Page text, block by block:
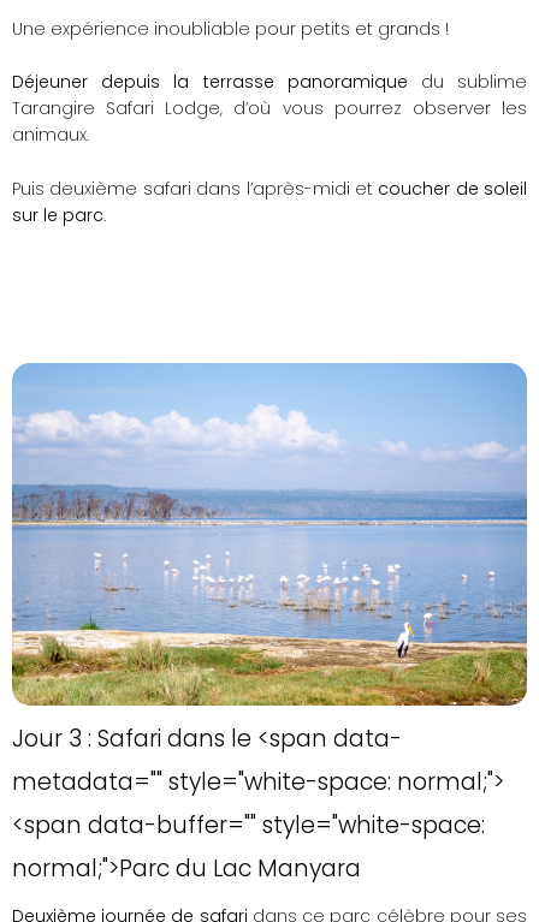
Une expérience inoubliable pour petits et grands !
Déjeuner depuis la terrasse panoramique du sublime
Tarangire Safari Lodge, d’où vous pourrez observer les
animaux.
Puis deuxième safari dans l’après-midi et coucher de soleil
sur le parc.
Jour 3 : Safari dans le <span data-
metadata="" style="white-space: normal;">
<span data-buffer="" style="white-space:
normal;">Parc du Lac Manyara
Deuxième journée de safari dans ce parc célèbre pour ses